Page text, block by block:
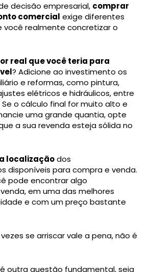
decisão empresarial, comprar
comercial exige diferentes
você realmente concretizar o
real que você teria para
? Adicione ao investimento os
e reformas, como pintura,
elétricos e hidráulicos, entre
o cálculo final for muito alto e
uma grande quantia, opte
a sua revenda esteja sólida no
localizaçãodos
disponíveis para compra e venda.
pode encontrar algo
em uma das melhores
e com um preço bastante
se arriscar vale a pena, não é
outra questão fundamental, seja